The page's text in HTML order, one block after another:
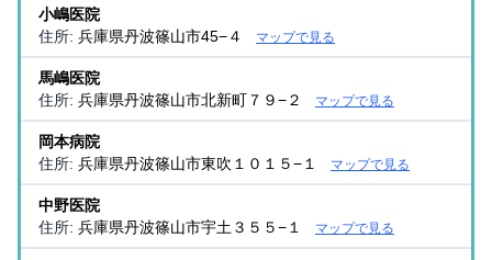
小嶋医院
住所: 兵庫県丹波篠山市45−４ マップで見る
馬嶋医院
住所: 兵庫県丹波篠山市北新町７９−２ マップで見る
岡本病院
住所: 兵庫県丹波篠山市東吹１０１５−１ マップで見る
中野医院
住所: 兵庫県丹波篠山市宇土３５５−１ マップで見る